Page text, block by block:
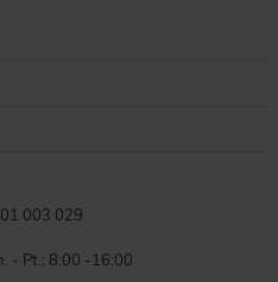
003 029
- Pt.: 8:00 -16:00